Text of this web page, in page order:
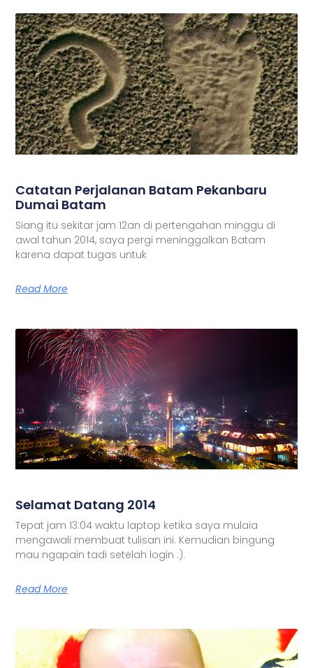
Catatan Perjalanan Batam Pekanbaru
Dumai Batam
Siang itu sekitar jam 12an di pertengahan minggu di
awal tahun 2014, saya pergi meninggalkan Batam
karena dapat tugas untuk
Read More
Selamat Datang 2014
Tepat jam 13:04 waktu laptop ketika saya mulaia
mengawali membuat tulisan ini. Kemudian bingung
mau ngapain tadi setelah login :).
Read More